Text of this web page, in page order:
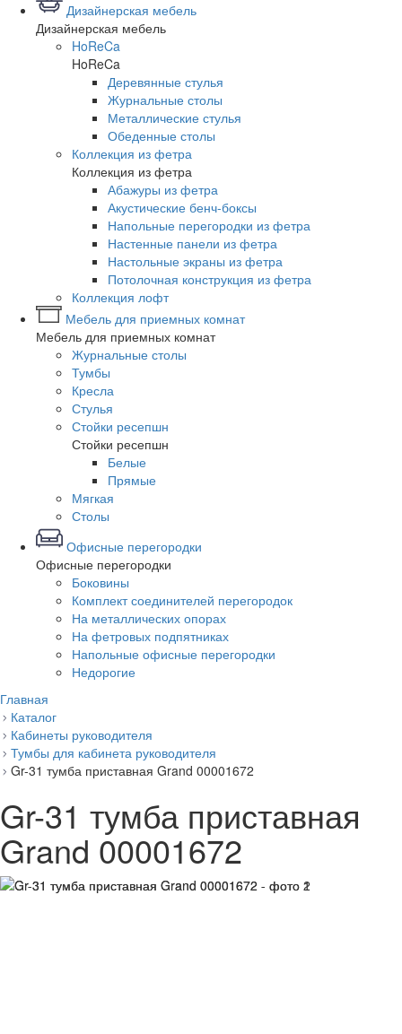
Дизайнерская мебель
Дизайнерская мебель
HoReCa
HoReCa
Деревянные стулья
Журнальные столы
Металлические стулья
Обеденные столы
Коллекция из фетра
Коллекция из фетра
Абажуры из фетра
Акустические бенч-боксы
Напольные перегородки из фетра
Настенные панели из фетра
Настольные экраны из фетра
Потолочная конструкция из фетра
Коллекция лофт
Мебель для приемных комнат
Мебель для приемных комнат
Журнальные столы
Тумбы
Кресла
Стулья
Стойки ресепшн
Стойки ресепшн
Белые
Прямые
Мягкая
Столы
Офисные перегородки
Офисные перегородки
Боковины
Комплект соединителей перегородок
На металлических опорах
На фетровых подпятниках
Напольные офисные перегородки
Недорогие
Главная
Каталог
Кабинеты руководителя
Тумбы для кабинета руководителя
Gr-31 тумба приставная Grand 00001672
Gr-31 тумба приставная
Grand 00001672